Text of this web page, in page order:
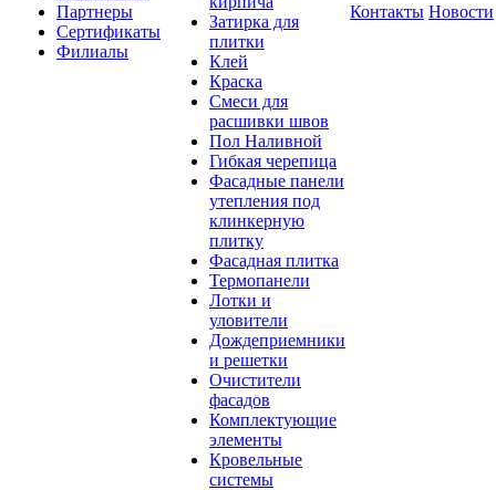
Партнеры
Сертификаты
Филиалы
Затирка для
плитки
Клей
Краска
Смеси для
расшивки швов
Пол Наливной
Гибкая черепица
Фасадные панели
утепления под
клинкерную
плитку
Фасадная плитка
Термопанели
Лотки и
уловители
Дождеприемники
и решетки
Очистители
фасадов
Комплектующие
элементы
Кровельные
системы
Контакты Новости